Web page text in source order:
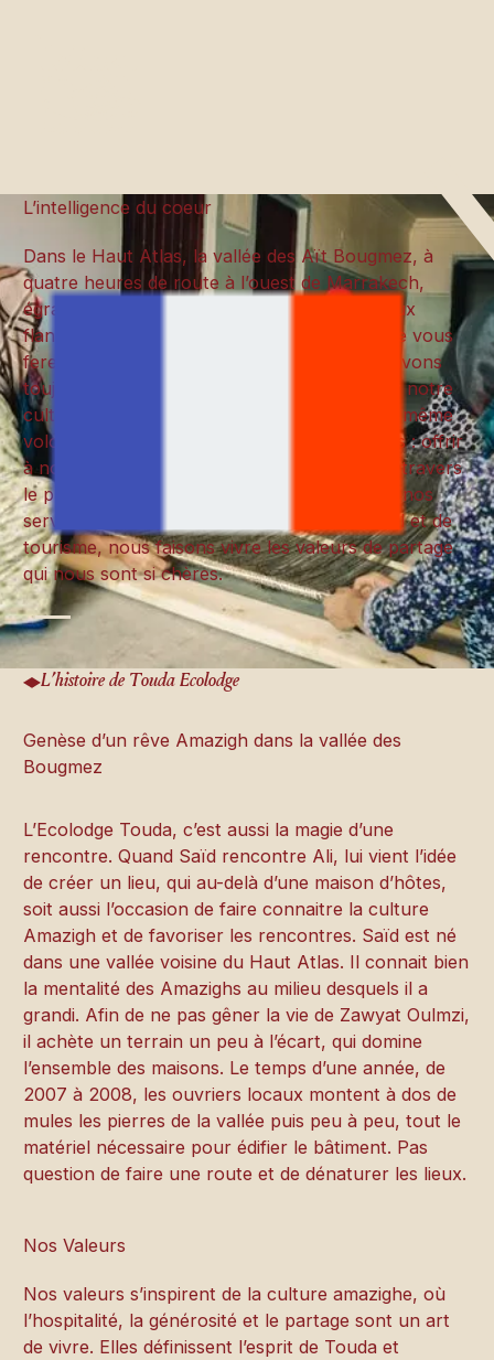
L’intelligence du coeur
Dans le Haut Atlas, la vallée des Aït Bougmez, à
quatre heures de route à l’ouest de Marrakech,
égraine une myriade de villages accrochés aux
flancs des montagnes. C’est à cet endroit que vous
ferez connaissance de notre équipe. Nous avons
toujours à cœur de valoriser et de préserver notre
culture et notre pays. Nous partageons une même
volonté, animés d’un même esprit de services : offrir
à nos hôtes une belle expérience humaine à travers
le plaisir de voyager. Depuis 2007, à travers nos
services et compétences en matière d’accueil et de
tourisme, nous faisons vivre les valeurs de partage
qui nous sont si chères.
L’histoire de Touda Ecolodge
Genèse d’un rêve Amazigh dans la vallée des
Bougmez
L’Ecolodge Touda, c’est aussi la magie d’une
rencontre. Quand Saïd rencontre Ali, lui vient l’idée
de créer un lieu, qui au-delà d’une maison d’hôtes,
soit aussi l’occasion de faire connaitre la culture
Amazigh et de favoriser les rencontres. Saïd est né
dans une vallée voisine du Haut Atlas. Il connait bien
la mentalité des Amazighs au milieu desquels il a
grandi. Afin de ne pas gêner la vie de Zawyat Oulmzi,
il achète un terrain un peu à l’écart, qui domine
l’ensemble des maisons. Le temps d’une année, de
2007 à 2008, les ouvriers locaux montent à dos de
mules les pierres de la vallée puis peu à peu, tout le
matériel nécessaire pour édifier le bâtiment. Pas
question de faire une route et de dénaturer les lieux.
Nos Valeurs
Nos valeurs s’inspirent de la culture amazighe, où
l’hospitalité, la générosité et le partage sont un art
de vivre. Elles définissent l’esprit de Touda et